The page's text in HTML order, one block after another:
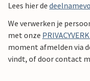
Lees hier de
We verwerken je
met onze
moment afmelden via
vindt, of door contact